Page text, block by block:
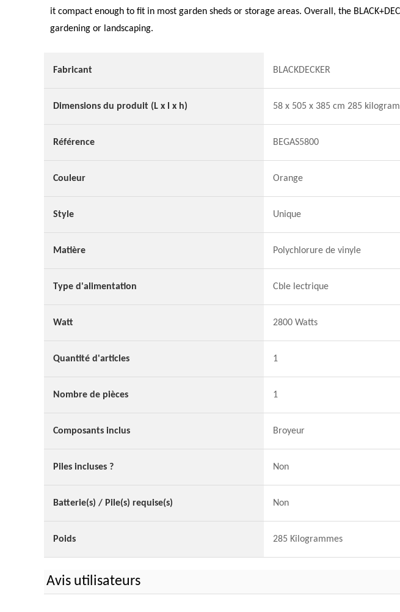
it compact enough to fit in most garden sheds or storage areas. Overall, the
gardening or landscaping.
Fabricant BLACKDECKER
Dimensions du produit (L x l x h) 58 x 505 x 385 cm 285
Référence BEGAS5800
Couleur Orange
Style Unique
Matière Polychlorure de vinyle
Type d'alimentation Cble lectrique
Watt 2800 Watts
Quantité d'articles 1
Nombre de pièces 1
Composants inclus Broyeur
Piles incluses ? Non
Batterie(s) / Pile(s) requise(s) Non
Poids 285 Kilogrammes
Avis utilisateurs